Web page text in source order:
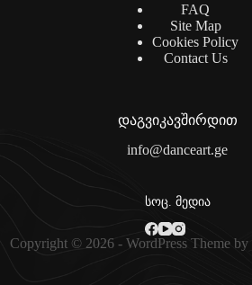
FAQ
Site Map
Cookies Policy
Contact Us
დაგვიკავშირდით
info@danceart.ge
სოც. მედია
Copyright © 2026 - WordPress Theme by